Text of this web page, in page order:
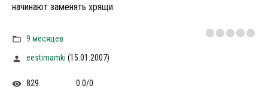
начинают заменять хрящи.
9 месяцев
eestimamki (15.01.2007)
829 0.0/0